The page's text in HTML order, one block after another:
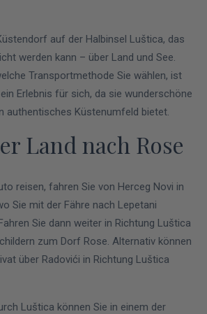
auf der Halbinsel Luštica, das
werden kann – über Land und See.
Transportmethode Sie wählen, ist
Erlebnis für sich, da sie wunderschöne
authentisches Küstenumfeld bietet.
Land nach Rose
reisen, fahren Sie von Herceg Novi in
Sie mit der Fähre nach Lepetani
Sie dann weiter in Richtung Luštica
zum Dorf Rose. Alternativ können
über Radovići in Richtung Luštica
Luštica können Sie in einem der